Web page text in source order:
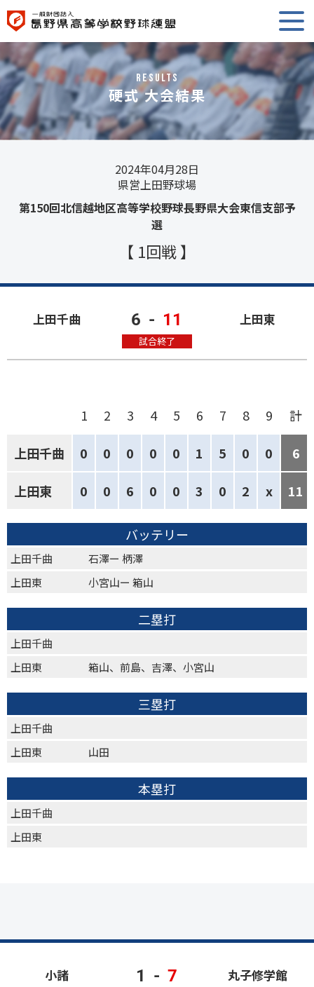
RESULTS
硬式 大会結果
2024年04月28日
県営上田野球場
第150回北信越地区高等学校野球長野県大会東信支部予
選
【 1回戦 】
上田千曲 6 - 11
試合終了
上田東
1 2 3 4 5 6 7 8 9 計
上田千曲 0 0 0 0 0 1 5 0 0 6
上田東 0 0 6 0 0 3 0 2 x 11
バッテリー
上田千曲
石澤ー 柄澤
上田東
小宮山ー 箱山
二塁打
上田千曲
上田東
箱山、前島、吉澤、小宮山
三塁打
上田千曲
上田東
山田
本塁打
上田千曲
上田東
小諸 1 - 7 丸子修学館